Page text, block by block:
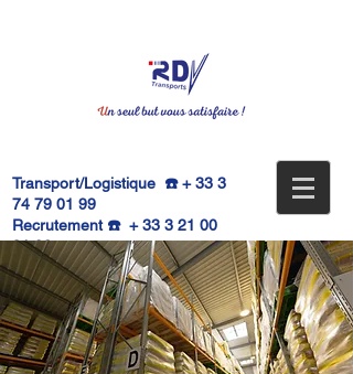
Transport/Logistique ☎️ +33 3
74 79 01 99
Recrutement ☎️ +33 3 21 00
91 02
📧 contact@grouperdv.com